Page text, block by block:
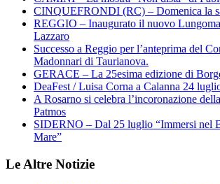
CINQUEFRONDI (RC) – Domenica la
REGGIO – Inaugurato il nuovo
Lazzaro
Successo a Reggio per l’anteprima del
Madonnari di Taurianova.
GERACE – La 25esima edizione di
DeaFest / Luisa Corna a Calanna 24
A Rosarno si celebra l’incoronazione
Patmos
SIDERNO – Dal 25 luglio “Immersi nel
Mare”
Le Altre Notizie